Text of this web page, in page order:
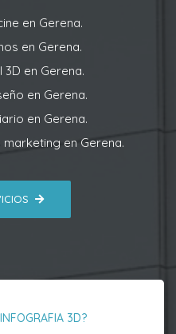
en Gerena.
en Gerena.
3D en Gerena.
en Gerena.
en Gerena.
en Gerena.
3D?